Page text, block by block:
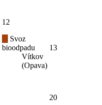
12
Svoz
bioodpadu
Vítkov
(Opava)
13
20